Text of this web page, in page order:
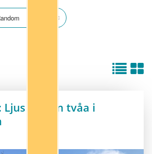
Ljus och fin tvåa i